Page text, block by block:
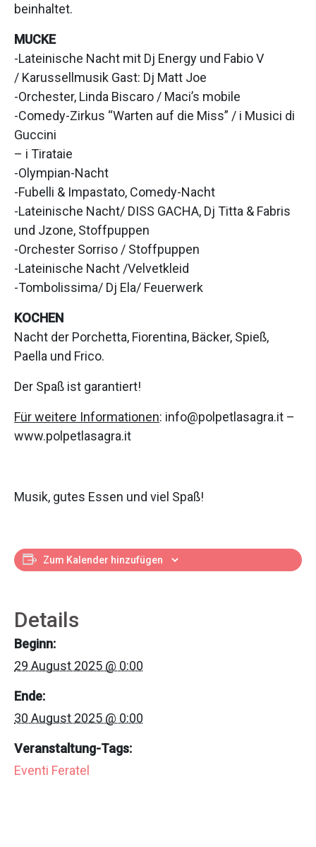
beinhaltet.
MUCKE
-Lateinische Nacht mit Dj Energy und Fabio V
/ Karussellmusik Gast: Dj Matt Joe
-Orchester, Linda Biscaro / Maci’s mobile
-Comedy-Zirkus “Warten auf die Miss” / i Musici di
Guccini
– i Tirataie
-Olympian-Nacht
-Fubelli & Impastato, Comedy-Nacht
-Lateinische Nacht/ DISS GACHA, Dj Titta & Fabris
und Jzone, Stoffpuppen
-Orchester Sorriso / Stoffpuppen
-Lateinische Nacht /Velvetkleid
-Tombolissima/ Dj Ela/ Feuerwerk
KOCHEN
Nacht der Porchetta, Fiorentina, Bäcker, Spieß,
Paella und Frico.
Der Spaß ist garantiert!
Für weitere Informationen: info@polpetlasagra.it –
www.polpetlasagra.it
Musik, gutes Essen und viel Spaß!
Zum Kalender hinzufügen
Details
Beginn:
29 August 2025 @ 0:00
Ende:
30 August 2025 @ 0:00
Veranstaltung-Tags:
Eventi Feratel